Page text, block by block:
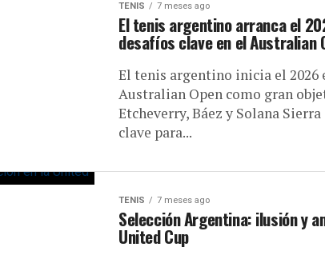
TENIS 7 meses ago
El tenis argentino arranca el
desafíos clave en el Australian
El tenis argentino inicia el 2026
Australian Open como gran
Etcheverry, Báez y Solana
clave para...
TENIS 7 meses ago
Selección Argentina: ilusión y
United Cup